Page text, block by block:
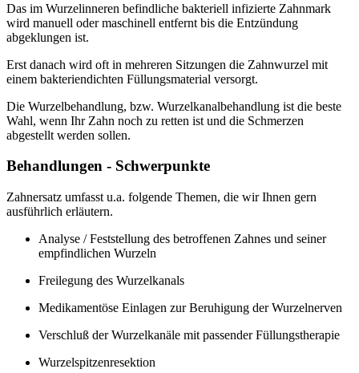
Das im Wurzelinneren befindliche bakteriell infizierte Zahnmark
wird manuell oder maschinell entfernt bis die Entzündung
abgeklungen ist.
Erst danach wird oft in mehreren Sitzungen die Zahnwurzel mit
einem bakteriendichten Füllungsmaterial versorgt.
Die Wurzelbehandlung, bzw. Wurzelkanalbehandlung ist die beste
Wahl, wenn Ihr Zahn noch zu retten ist und die Schmerzen
abgestellt werden sollen.
Behandlungen - Schwerpunkte
Zahnersatz umfasst u.a. folgende Themen, die wir Ihnen gern
ausführlich erläutern.
Analyse / Feststellung des betroffenen Zahnes und seiner
empfindlichen Wurzeln
Freilegung des Wurzelkanals
Medikamentöse Einlagen zur Beruhigung der Wurzelnerven
Verschluß der Wurzelkanäle mit passender Füllungstherapie
Wurzelspitzenresektion